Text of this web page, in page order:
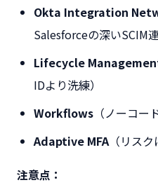
Okta Integration
Salesforceの深いSCIM連
Lifecycle
IDより洗練）
Workflows （ノーコー
Adaptive MFA（リスク
注意点：